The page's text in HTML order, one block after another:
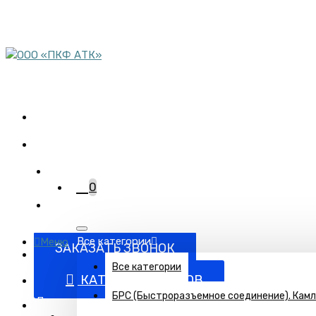
ЗАКАЗАТЬ ЗВОНОК
0
Все категории
Все категории
БРС (Быстроразъемное соединение).
Меню
КАТАЛОГ ТОВАРОВ
Поставка запорно-регулирующей и запорной арматуры